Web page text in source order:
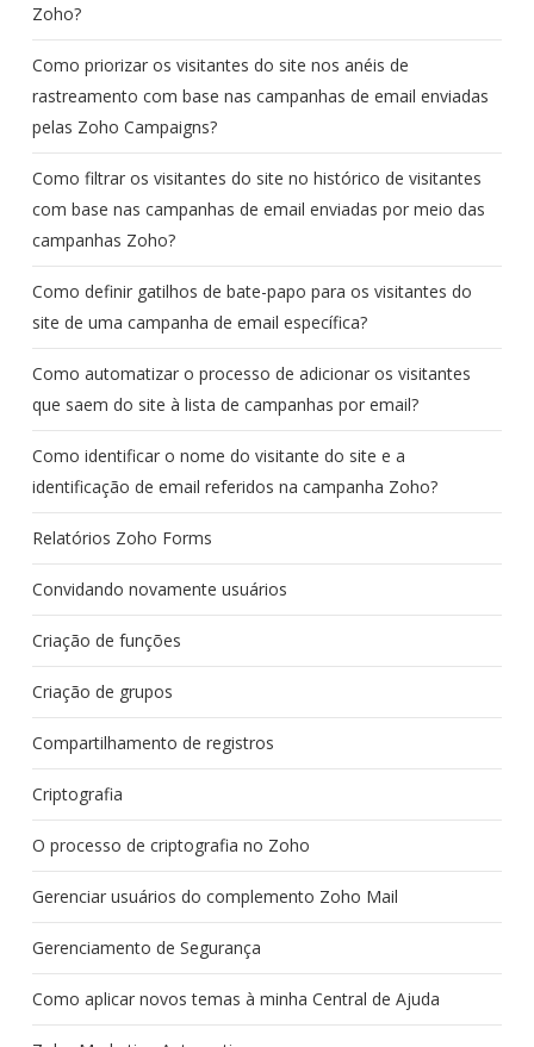
Zoho?
Como priorizar os visitantes do site nos anéis de
rastreamento com base nas campanhas de email enviadas
pelas Zoho Campaigns?
Como filtrar os visitantes do site no histórico de visitantes
com base nas campanhas de email enviadas por meio das
campanhas Zoho?
Como definir gatilhos de bate-papo para os visitantes do
site de uma campanha de email específica?
Como automatizar o processo de adicionar os visitantes
que saem do site à lista de campanhas por email?
Como identificar o nome do visitante do site e a
identificação de email referidos na campanha Zoho?
Relatórios Zoho Forms
Convidando novamente usuários
Criação de funções
Criação de grupos
Compartilhamento de registros
Criptografia
O processo de criptografia no Zoho
Gerenciar usuários do complemento Zoho Mail
Gerenciamento de Segurança
Como aplicar novos temas à minha Central de Ajuda